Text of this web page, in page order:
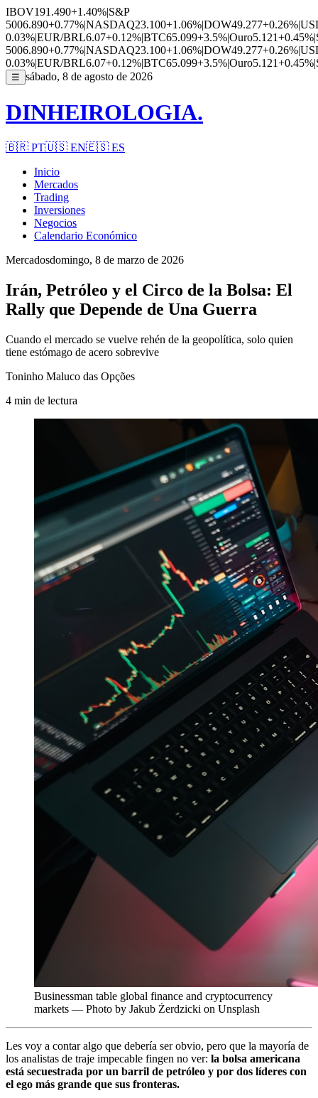
IBOV191.490+1.40%|S&P
5006.890+0.77%|NASDAQ23.100+1.06%|DOW49.277+0.26%|
0.03%|EUR/BRL6.07+0.12%|BTC65.099+3.5%|Ouro5.121+0.45%|
5006.890+0.77%|NASDAQ23.100+1.06%|DOW49.277+0.26%|
0.03%|EUR/BRL6.07+0.12%|BTC65.099+3.5%|Ouro5.121+0.45%|
☰ sábado, 8 de agosto de 2026
DINHEIROLOGIA.
🇧🇷 PT🇺🇸 EN🇪🇸 ES
Inicio
Mercados
Trading
Inversiones
Negocios
Calendario Económico
Mercadosdomingo, 8 de marzo de 2026
Irán, Petróleo y el Circo de la Bolsa: El
Rally que Depende de Una Guerra
Cuando el mercado se vuelve rehén de la geopolítica, solo quien
tiene estómago de acero sobrevive
Toninho Maluco das Opções
4 min de lectura
Businessman table global finance and cryptocurrency
markets — Photo by Jakub Żerdzicki on Unsplash
Les voy a contar algo que debería ser obvio, pero que la mayoría de
los analistas de traje impecable fingen no ver: la bolsa americana
está secuestrada por un barril de petróleo y por dos líderes con
el ego más grande que sus fronteras.